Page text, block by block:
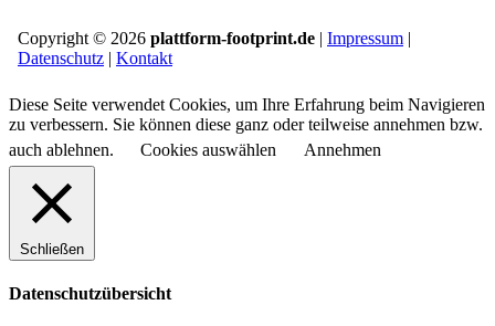
Copyright © 2026 plattform-footprint.de | Impressum |
Datenschutz | Kontakt
Diese Seite verwendet Cookies, um Ihre Erfahrung beim Navigieren
zu verbessern. Sie können diese ganz oder teilweise annehmen bzw.
auch ablehnen.
Cookies auswählen Annehmen
Schließen
Datenschutzübersicht